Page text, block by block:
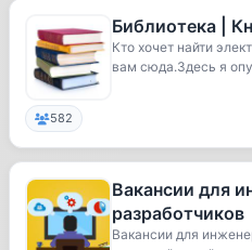
Библиотека |
Кто хочет найти
вам сюда.Здесь я
582
Вакансии для
разработчиков
Вакансии для